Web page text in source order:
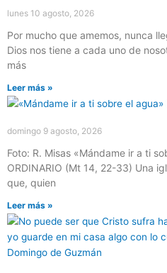
lunes 10 agosto, 2026
Por mucho que amemos, nunca
Dios nos tiene a cada uno de
más
Leer más »
domingo 9 agosto, 2026
Foto: R. Misas «Mándame ir a ti
ORDINARIO (Mt 14, 22-33) Una
que, quien
Leer más »